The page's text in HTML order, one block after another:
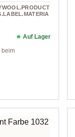
beim
Auf Lager